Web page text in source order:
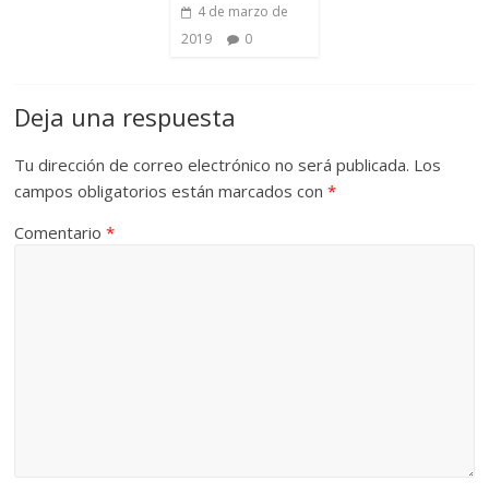
4 de marzo de
2019
0
Deja una respuesta
Tu dirección de correo electrónico no será publicada. Los
campos obligatorios están marcados con*
Comentario*